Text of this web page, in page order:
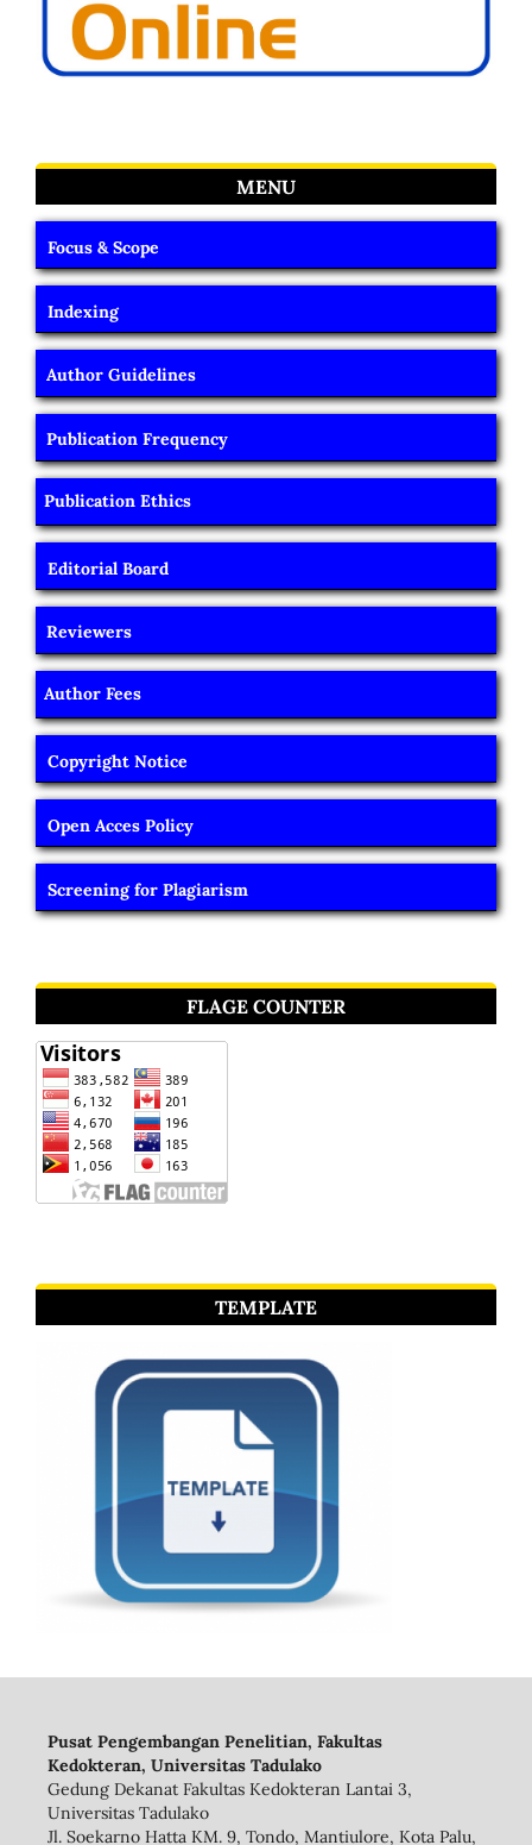
MENU
Focus & Scope
Indexing
Author Guidelines
Publication Frequency
Publication Ethics
Editorial Board
Reviewers
Author Fees
Copyright Notice
Open Acces Policy
Screening for Plagiarism
FLAGE COUNTER
TEMPLATE
Pusat Pengembangan Penelitian, Fakultas
Kedokteran, Universitas Tadulako
Gedung Dekanat Fakultas Kedokteran Lantai 3,
Universitas Tadulako
Jl. Soekarno Hatta KM. 9, Tondo, Mantiulore, Kota Palu,